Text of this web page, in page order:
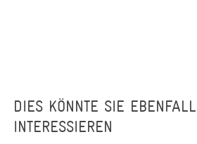
DIES KÖNNTE SIE
INTERESSIEREN